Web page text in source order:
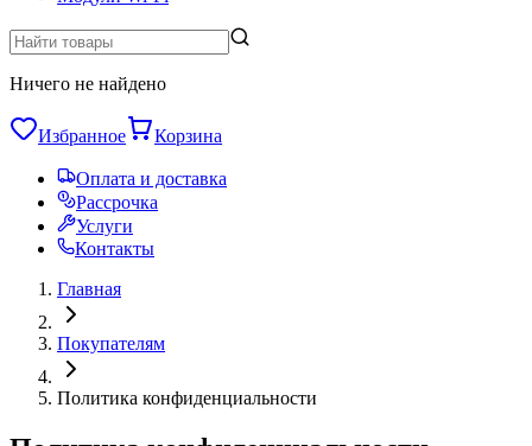
Ничего не найдено
Избранное Корзина
Оплата и доставка
Рассрочка
Услуги
Контакты
Главная
Покупателям
Политика конфиденциальности